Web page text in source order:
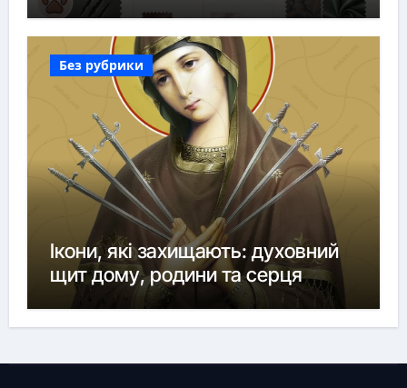
Без рубрики
Ікони, які захищають: духовний
щит дому, родини та серця